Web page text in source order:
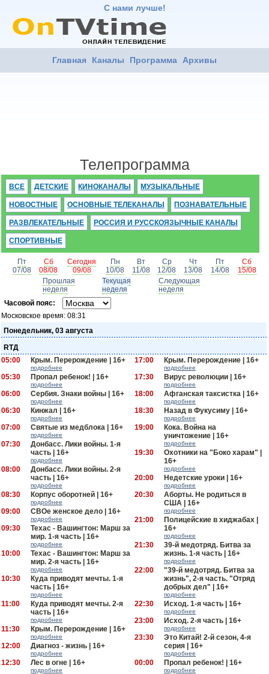
С нами лучше!
Главная Каналы Программа Архивы
Телепрограмма
ВСЕ ДЕТСКИЕ КИНОКАНАЛЫ МУЗЫКАЛЬНЫЕ
НОВОСТНЫЕ ОСНОВНЫЕ ТЕЛЕКАНАЛЫ ПОЗНАВАТЕЛЬНЫЕ
РАЗВЛЕКАТЕЛЬНЫЕ РОССИЯ И РУССКОЯЗЫЧНЫЕ КАНАЛЫ
СПОРТИВНЫЕ
Пт
07/08
Сб
08/08
Сегодня
09/08
Пн
10/08
Вт
11/08
Ср
12/08
Чт
13/08
Пт
14/08
Сб
15/08
Прошлая
неделя
Текущая
неделя
Следующая
неделя
Часовой пояс:
Московское время: 08:31
Понедельник, 03 августа
RTД
05:00
Крым. Перерождение | 16+
подробнее
05:30 Пропал ребенок! | 16+
подробнее
06:00 Сербия. Знаки войны | 16+
подробнее
06:30 Кинжал | 16+
подробнее
07:00 Святые из медблока | 16+
подробнее
07:30
Донбасс. Лики войны. 1-я
часть | 16+
подробнее
08:00
Донбасс. Лики войны. 2-я
часть | 16+
подробнее
08:30 Корпус оборотней | 16+
подробнее
09:00 СВОе женское дело | 16+
подробнее
09:30
Техас - Вашингтон: Марш за
мир. 1-я часть | 16+
подробнее
10:00
Техас - Вашингтон: Марш за
мир. 2-я часть | 16+
подробнее
10:30
Куда приводят мечты. 1-я
часть | 16+
подробнее
11:00
Куда приводят мечты. 2-я
часть | 16+
подробнее
11:30 Крым. Перерождение | 16+
подробнее
12:00 Диагноз - жизнь | 16+
подробнее
12:30 Лес в огне | 16+
подробнее
17:00 Крым. Перерождение | 16+
подробнее
17:30 Вирус революции | 16+
подробнее
18:00 Афганская таксистка | 16+
подробнее
18:30 Назад в Фукусиму | 16+
подробнее
19:00
Кока. Война на
уничтожение | 16+
подробнее
19:30
Охотники на "Боко харам" |
16+
подробнее
20:00 Недетские уроки | 16+
подробнее
20:30
Аборты. Не родиться в
США | 16+
подробнее
21:00
Полицейские в хиджабах |
16+
подробнее
21:30
39-й медотряд. Битва за
жизнь. 1-я часть | 16+
подробнее
22:00
"39-й медотряд. Битва за
жизнь", 2-я часть. "Отряд
добрых дел" | 16+
подробнее
22:30 Исход. 1-я часть | 16+
подробнее
23:00 Исход. 2-я часть | 16+
подробнее
23:30
Это Китай! 2-й сезон, 4-я
серия | 16+
подробнее
00:00 Пропал ребенок! | 16+
подробнее